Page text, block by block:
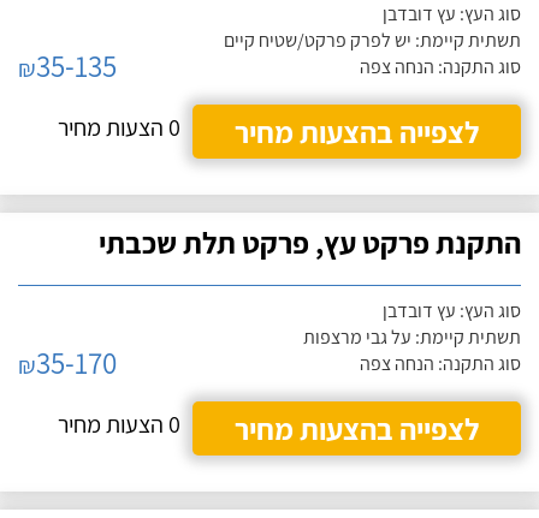
סוג העץ: עץ דובדבן
תשתית קיימת: יש לפרק פרקט/שטיח קיים
סוג התקנה: הנחה צפה
₪35-135
לצפייה בהצעות מחיר
0 הצעות מחיר
התקנת פרקט עץ, פרקט תלת שכבתי
סוג העץ: עץ דובדבן
תשתית קיימת: על גבי מרצפות
סוג התקנה: הנחה צפה
₪35-170
לצפייה בהצעות מחיר
0 הצעות מחיר